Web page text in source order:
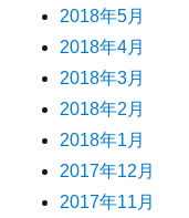
2018年5月
2018年4月
2018年3月
2018年2月
2018年1月
2017年12月
2017年11月